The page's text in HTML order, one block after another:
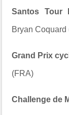
Santos Tour
Bryan
Grand Prix
(FRA)
Challenge de